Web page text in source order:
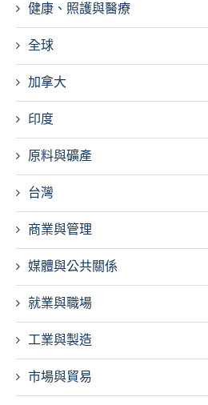
健康、照護與醫療
全球
加拿大
印度
原料與礦產
台灣
商業與管理
媒體與公共關係
就業與職場
工業與製造
市場與貿易